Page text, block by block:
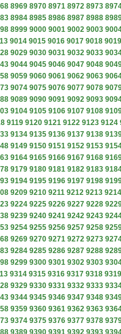
8969 8970 8971 8972 8973
8984 8985 8986 8987 8988
8999 9000 9001 9002 9003
9014 9015 9016 9017 9018 9019
9029 9030 9031 9032 9033
9044 9045 9046 9047 9048
9059 9060 9061 9062 9063
9074 9075 9076 9077 9078
9089 9090 9091 9092 9093
9104 9105 9106 9107 9108
9119 9120 9121 9122 9123 9124
9134 9135 9136 9137 9138
9149 9150 9151 9152 9153
9164 9165 9166 9167 9168
9179 9180 9181 9182 9183
9194 9195 9196 9197 9198
9209 9210 9211 9212 9213 9214
9224 9225 9226 9227 9228
9239 9240 9241 9242 9243
9254 9255 9256 9257 9258
9269 9270 9271 9272 9273
9284 9285 9286 9287 9288
9299 9300 9301 9302 9303
9314 9315 9316 9317 9318 9319
9329 9330 9331 9332 9333
9344 9345 9346 9347 9348
9359 9360 9361 9362 9363
9374 9375 9376 9377 9378
9389 9390 9391 9392 9393